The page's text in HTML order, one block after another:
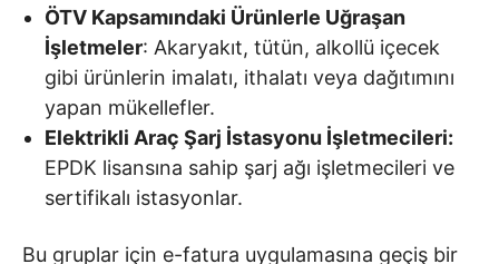
ÖTV Kapsamındaki Ürünlerle Uğraşan
İşletmeler: Akaryakıt, tütün, alkollü içecek
gibi ürünlerin imalatı, ithalatı veya dağıtımını
yapan mükellefler.
Elektrikli Araç Şarj İstasyonu İşletmecileri:
EPDK lisansına sahip şarj ağı işletmecileri ve
sertifikalı istasyonlar.
Bu gruplar için e-fatura uygulamasına geçiş bir